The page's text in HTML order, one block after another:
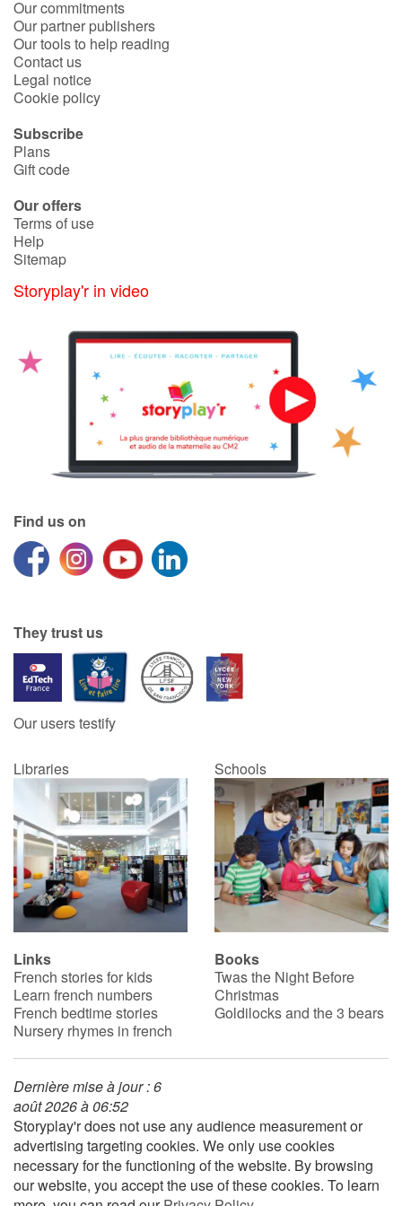
Catalogue anglais
Help
Home
Family
Schools
Videos & Tutorials
French book lists for children
Reading for children
Activities and workshops
Dyslexia and reading disorders
Our commitments
Our partner publishers
Our tools to help reading
Contact us
Legal notice
Cookie policy
Subscribe
Plans
Gift code
Our offers
Terms of use
Help
Sitemap
Storyplay'r in video
Find us on
They trust us
Our users testify
Libraries Schools
Links
French stories for kids
Learn french numbers
French bedtime stories
Nursery rhymes in french
Books
Twas the Night Before
Christmas
Goldilocks and the 3 bears
Dernière mise à jour : 6
août 2026 à 06:52
Storyplay'r does not use any audience measurement or
advertising targeting cookies. We only use cookies
necessary for the functioning of the website. By browsing
our website, you accept the use of these cookies. To learn